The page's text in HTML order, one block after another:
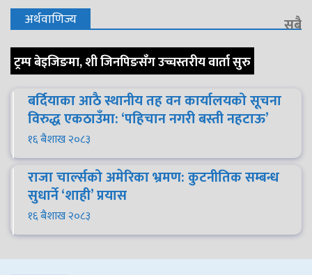
अर्थवाणिज्य सबै
ट्रम्प बेइजिङमा, शी जिनपिङसँग उच्चस्तरीय वार्ता सुरु
बर्दियाका आठै स्थानीय तह वन कार्यालयको सूचना
विरुद्ध एकठाउँमा: ‘पहिचान नगरी बस्ती नहटाऊ’
१६ बैशाख २०८३
राजा चार्ल्सको अमेरिका भ्रमण: कुटनीतिक सम्बन्ध
सुधार्ने ‘शाही’ प्रयास
१६ बैशाख २०८३